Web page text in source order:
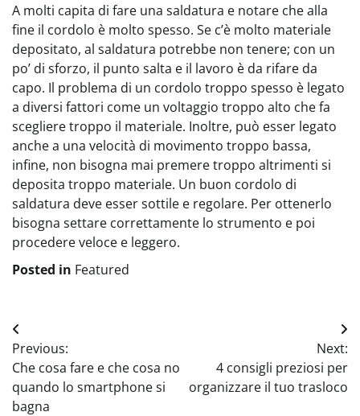
A molti capita di fare una saldatura e notare che alla
fine il cordolo è molto spesso. Se c’è molto materiale
depositato, al saldatura potrebbe non tenere; con un
po’ di sforzo, il punto salta e il lavoro è da rifare da
capo. Il problema di un cordolo troppo spesso è legato
a diversi fattori come un voltaggio troppo alto che fa
scegliere troppo il materiale. Inoltre, può esser legato
anche a una velocità di movimento troppo bassa,
infine, non bisogna mai premere troppo altrimenti si
deposita troppo materiale. Un buon cordolo di
saldatura deve esser sottile e regolare. Per ottenerlo
bisogna settare correttamente lo strumento e poi
procedere veloce e leggero.
Posted in Featured
Navigazione
articoli
Previous:
Che cosa fare e che cosa no
quando lo smartphone si
bagna
Next:
4 consigli preziosi per
organizzare il tuo trasloco